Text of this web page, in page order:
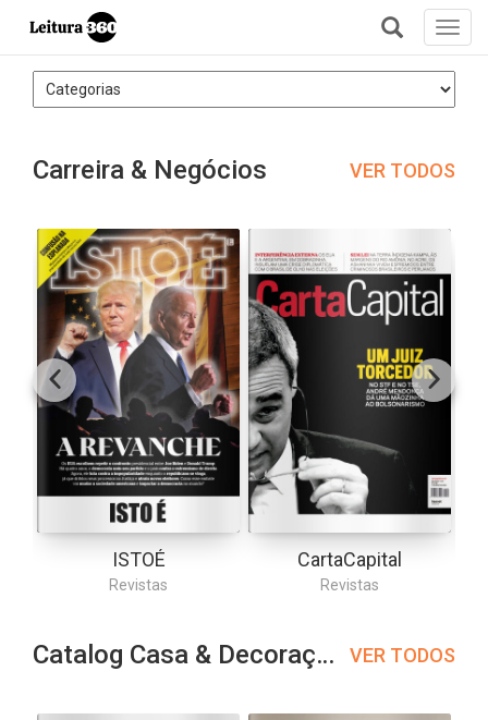
+
Carreira & Negócios VER TODOS
ISTOÉ
Revistas
CartaCapital
Revistas
Catalog Casa & Decoração VER TODOS